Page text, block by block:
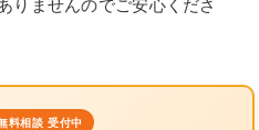
りませんのでご安心くださ
料相談 受付中